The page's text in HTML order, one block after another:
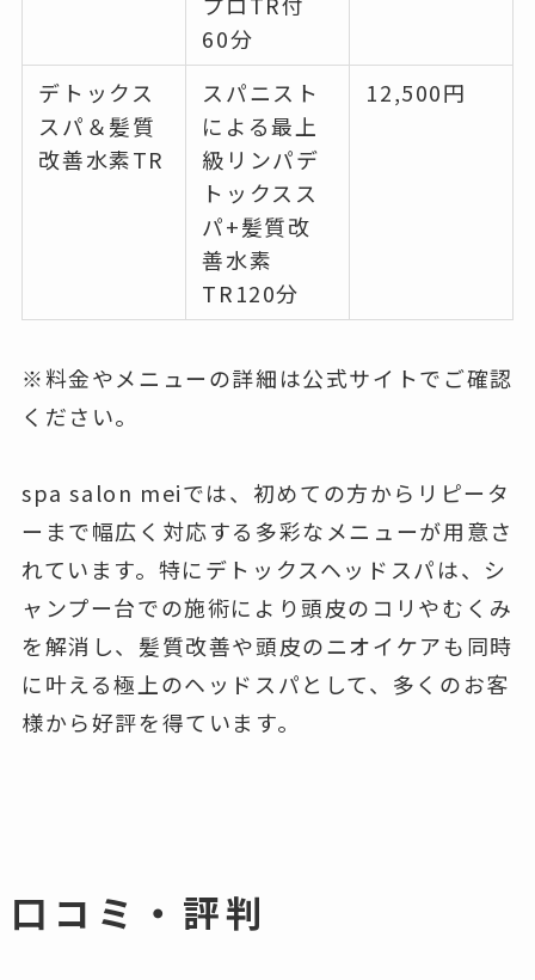
60分
デトックス
スパ＆髪質
改善水素TR
スパニスト
による最上
級リンパデ
トックスス
パ+髪質改
善水素
TR120分
12,500円
※料金やメニューの詳細は公式サイトでご確認
ください。
spa salon meiでは、初めての方からリピータ
ーまで幅広く対応する多彩なメニューが用意さ
れています。特にデトックスヘッドスパは、シ
ャンプー台での施術により頭皮のコリやむくみ
を解消し、髪質改善や頭皮のニオイケアも同時
に叶える極上のヘッドスパとして、多くのお客
様から好評を得ています。
口コミ・評判